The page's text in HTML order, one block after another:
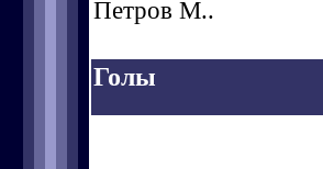
Петров М..
Голы